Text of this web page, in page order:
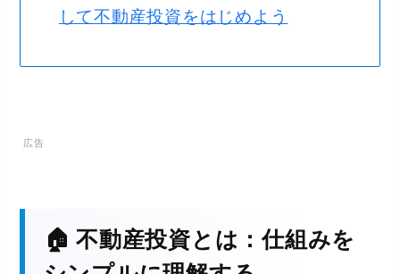
して不動産投資をはじめよう
🏠 不動産投資とは：仕組みを